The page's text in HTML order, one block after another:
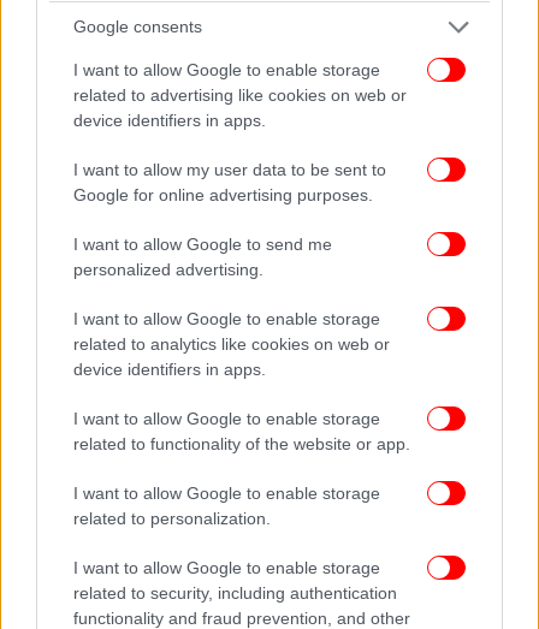
Google consents
I want to allow Google to enable storage
related to advertising like cookies on web or
device identifiers in apps.
I want to allow my user data to be sent to
Google for online advertising purposes.
I want to allow Google to send me
personalized advertising.
I want to allow Google to enable storage
related to analytics like cookies on web or
device identifiers in apps.
I want to allow Google to enable storage
related to functionality of the website or app.
I want to allow Google to enable storage
related to personalization.
I want to allow Google to enable storage
related to security, including authentication
functionality and fraud prevention, and other
Θεόφιλος